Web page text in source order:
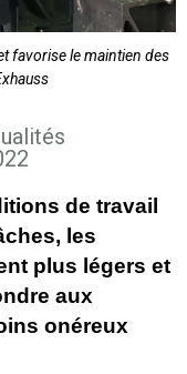
favorise le maintien des
de travail
les
plus légers et
aux
onéreux